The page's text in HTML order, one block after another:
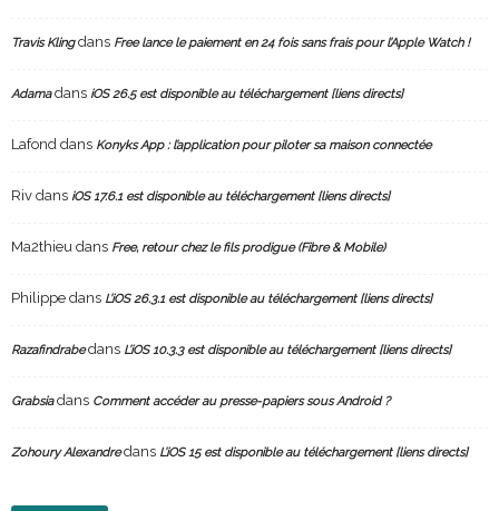
Travis Klingdans Free lance le paiement en 24 fois sans frais pour l’Apple Watch !
Adamadans iOS 26.5 est disponible au téléchargement [liens directs]
Lafond dans Konyks App : l’application pour piloter sa maison connectée
Riv dans iOS 17.6.1 est disponible au téléchargement [liens directs]
Ma2thieu dans Free, retour chez le fils prodigue (Fibre & Mobile)
Philippe dans L’iOS 26.3.1 est disponible au téléchargement [liens directs]
Razafindrabedans L’iOS 10.3.3 est disponible au téléchargement [liens directs]
Grabsiadans Comment accéder au presse-papiers sous Android ?
Zohoury Alexandredans L’iOS 15 est disponible au téléchargement [liens directs]